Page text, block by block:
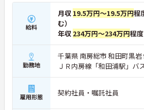
給料
月収 19.5万円～19.5万円程
む）
年収 234万円～234万円程度
勤務地
千葉県 南房総市 和田町黒岩
ＪＲ内房線「和田浦駅」バ
雇用形態 契約社員・嘱託社員